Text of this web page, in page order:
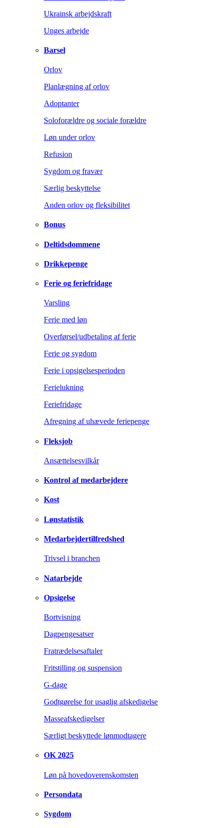
Ukrainsk arbejdskraft
Unges arbejde
Barsel
Orlov
Planlægning af orlov
Adoptanter
Soloforældre og sociale forældre
Løn under orlov
Refusion
Sygdom og fravær
Særlig beskyttelse
Anden orlov og fleksibilitet
Bonus
Deltidsdommene
Drikkepenge
Ferie og feriefridage
Varsling
Ferie med løn
Overførsel/udbetaling af ferie
Ferie og sygdom
Ferie i opsigelsesperioden
Ferielukning
Feriefridage
Afregning af uhævede feriepenge
Fleksjob
Ansættelsesvilkår
Kontrol af medarbejdere
Kost
Lønstatistik
Medarbejdertilfredshed
Trivsel i branchen
Natarbejde
Opsigelse
Bortvisning
Dagpengesatser
Fratrædelsesaftaler
Fritstilling og suspension
G-dage
Godtgørelse for usaglig afskedigelse
Masseafskedigelser
Særligt beskyttede lønmodtagere
OK 2025
Løn på hovedoverenskomsten
Persondata
Sygdom